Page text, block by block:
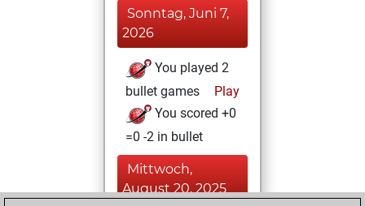
Sonntag, Juni 7,
2026
You played 2
bullet games
Play
You scored +0
=0 -2 in bullet
Mittwoch,
August 20, 2025